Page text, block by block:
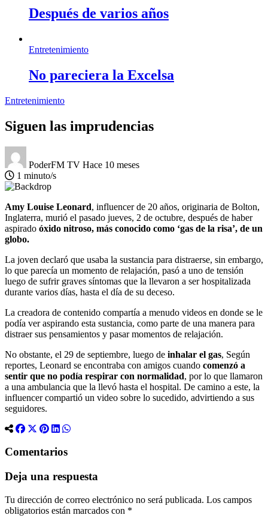
Después de varios años
Entretenimiento
No pareciera la Excelsa
Entretenimiento
Siguen las imprudencias
PoderFM TV Hace 10 meses
1 minuto/s
Amy Louise Leonard, influencer de 20 años, originaria de Bolton,
Inglaterra, murió el pasado jueves, 2 de octubre, después de haber
aspirado óxido nitroso, más conocido como ‘gas de la risa’, de un
globo.
La joven declaró que usaba la sustancia para distraerse, sin embargo,
lo que parecía un momento de relajación, pasó a uno de tensión
luego de sufrir graves síntomas que la llevaron a ser hospitalizada
durante varios días, hasta el día de su deceso.
La creadora de contenido compartía a menudo videos en donde se le
podía ver aspirando esta sustancia, como parte de una manera para
distraer sus pensamientos y pasar momentos de relajación.
No obstante, el 29 de septiembre, luego de inhalar el gas, Según
reportes, Leonard se encontraba con amigos cuando comenzó a
sentir que no podía respirar con normalidad, por lo que llamaron
a una ambulancia que la llevó hasta el hospital. De camino a este, la
influencer compartió un video sobre lo sucedido, advirtiendo a sus
seguidores.
Comentarios
Deja una respuesta
Tu dirección de correo electrónico no será publicada. Los campos
obligatorios están marcados con *